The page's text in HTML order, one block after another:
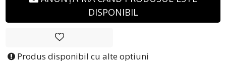
DISPONIBIL
Produs disponibil cu alte optiuni